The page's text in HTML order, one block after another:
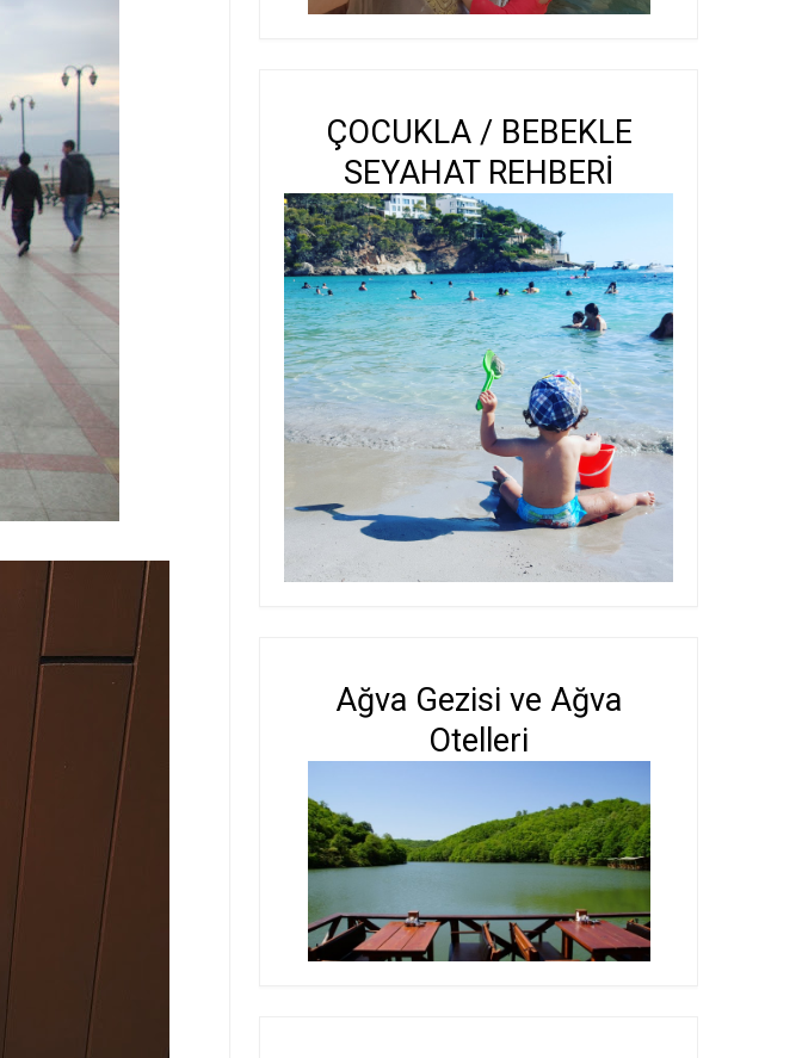
ÇOCUKLA / BEBEKLE
SEYAHAT REHBERİ
Ağva Gezisi ve Ağva
Otelleri